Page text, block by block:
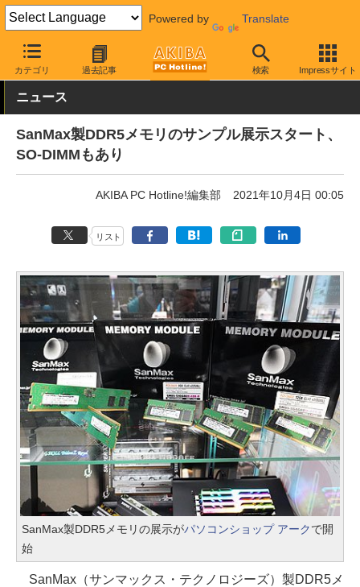
Powered by Translate
カテゴリ 過去記事 検索 Impressサイト
AKIBA PC Hotline! PCパーツ メモリ DDR5メモリ
ニュース
SanMax製DDR5メモリのサンプル展示スタート、
SO-DIMMもあり
AKIBA PC Hotline!編集部 2021年10月4日 00:05
リスト
SanMax製DDR5メモリの展示がパソコンショップ アークで開
始
SanMax（サンマックス・テクノロジーズ）製DDR5メ